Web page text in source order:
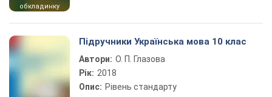
обкладинку
Підручники Українська мова 10 клас
Автори: О. П. Глазова
Рік: 2018
Опис: Рівень стандарту